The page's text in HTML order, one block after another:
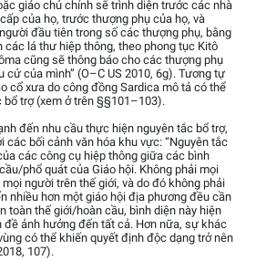
giáo chủ chính sẽ trình diện trước các nhà
của họ, trước thượng phụ của họ, và
đầu tiên trong số các thượng phụ, bằng
các lá thư hiệp thông, theo phong tục Kitô
cũng sẽ thông báo cho các thượng phụ
của mình” (O–C US 2010, 6g). Tương tự
cổ xưa do công đồng Sardica mô tả có thể
trợ (xem ở trên §§101–103).
đến nhu cầu thực hiện nguyên tắc bổ trợ,
các bối cảnh văn hóa khu vực: “Nguyên tắc
các công cụ hiệp thông giữa các bình
phổ quát của Giáo hội. Không phải mọi
người trên thế giới, và do đó không phải
nhiều hơn một giáo hội địa phương đều cần
toàn thế giới/hoàn cầu, bình diện này hiện
đề ảnh hưởng đến tất cả. Hơn nữa, sự khác
có thể khiến quyết định độc dạng trở nên
107).